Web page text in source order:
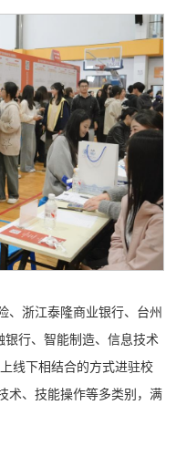
、浙江泰隆商业银行、台州
行、智能制造、信息技术
线下相结合的方式进驻校
术、技能操作等多类别，满